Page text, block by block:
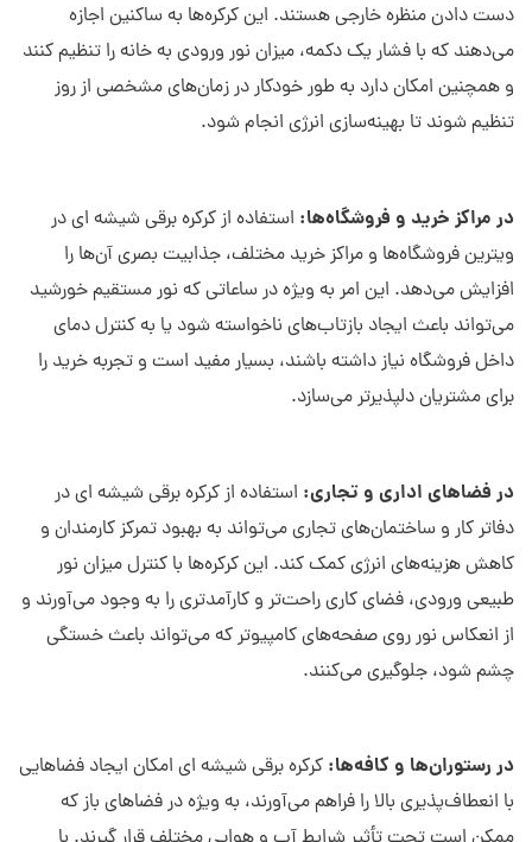
دست دادن منظره خارجی هستند. این کرکره‌ها به ساکنین اجازه
می‌دهند که با فشار یک دکمه، میزان نور ورودی به خانه را تنظیم کنند
و همچنین امکان دارد به طور خودکار در زمان‌های مشخصی از روز
تنظیم شوند تا بهینه‌سازی انرژی انجام شود.
در مراکز خرید و فروشگاه‌ها: استفاده از کرکره برقی شیشه ای در
ویترین فروشگاه‌ها و مراکز خرید مختلف، جذابیت بصری آن‌ها را
افزایش می‌دهد. این امر به ویژه در ساعاتی که نور مستقیم خورشید
می‌تواند باعث ایجاد بازتاب‌های ناخواسته شود یا به کنترل دمای
داخل فروشگاه نیاز داشته باشند، بسیار مفید است و تجربه خرید را
برای مشتریان دلپذیرتر می‌سازد.
در فضاهای اداری و تجاری: استفاده از کرکره برقی شیشه ای در
دفاتر کار و ساختمان‌های تجاری می‌تواند به بهبود تمرکز کارمندان و
کاهش هزینه‌های انرژی کمک کند. این کرکره‌ها با کنترل میزان نور
طبیعی ورودی، فضای کاری راحت‌تر و کارآمدتری را به وجود می‌آورند و
از انعکاس نور روی صفحه‌های کامپیوتر که می‌تواند باعث خستگی
چشم شود، جلوگیری می‌کنند.
در رستوران‌ها و کافه‌ها: کرکره برقی شیشه ای امکان ایجاد فضاهایی
با انعطاف‌پذیری بالا را فراهم می‌آورند، به ویژه در فضاهای باز که